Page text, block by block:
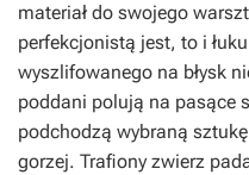
materiał do swojego
perfekcjonistą jest, to i
wyszlifowanego na błysk
poddani polują na pasące
podchodzą wybraną
gorzej. Trafiony zwierz